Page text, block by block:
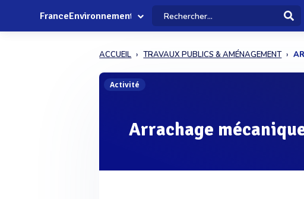
FranceEnvironnement
ACCUEIL TRAVAUX PUBLICS & AMÉNAGEMENT
Activité
Arrachage